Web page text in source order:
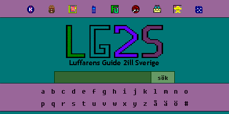
a b c d e f g h i j k l m n
o
p
q r s t u v w x y z å ä ö #